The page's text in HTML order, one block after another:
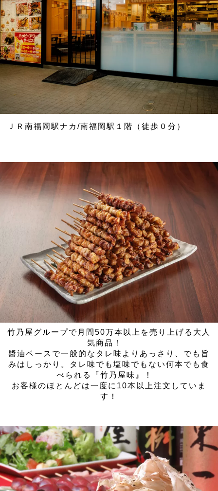
ＪＲ南福岡駅ナカ/南福岡駅１階（徒歩０分）
竹乃屋グループで月間50万本以上を売り上げる大人
気商品！
醬油ベースで一般的なタレ味よりあっさり、でも旨
みはしっかり。タレ味でも塩味でもない何本でも食
べられる『竹乃屋味』！
お客様のほとんどは一度に10本以上注文していま
す！